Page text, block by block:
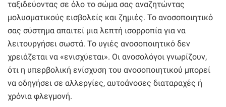
ταξιδεύοντας σε όλο το σώμα σας αναζητώντας
μολυσματικούς εισβολείς και ζημιές. Το ανοσοποιητικό
σας σύστημα απαιτεί μια λεπτή ισορροπία για να
λειτουργήσει σωστά. Το υγιές ανοσοποιητικό δεν
χρειάζεται να «ενισχύεται». Οι ανοσολόγοι γνωρίζουν,
ότι η υπερβολική ενίσχυση του ανοσοποιητικού μπορεί
να οδηγήσει σε αλλεργίες, αυτοάνοσες διαταραχές ή
χρόνια φλεγμονή.